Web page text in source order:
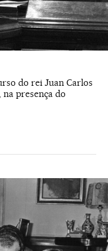
do rei Juan Carlos
presença do